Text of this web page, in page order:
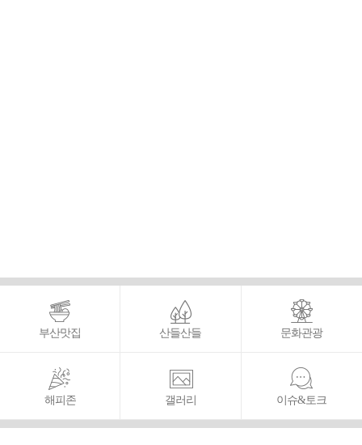
부산맛집 산들산들 문화관광
해피존 갤러리 이슈&토크